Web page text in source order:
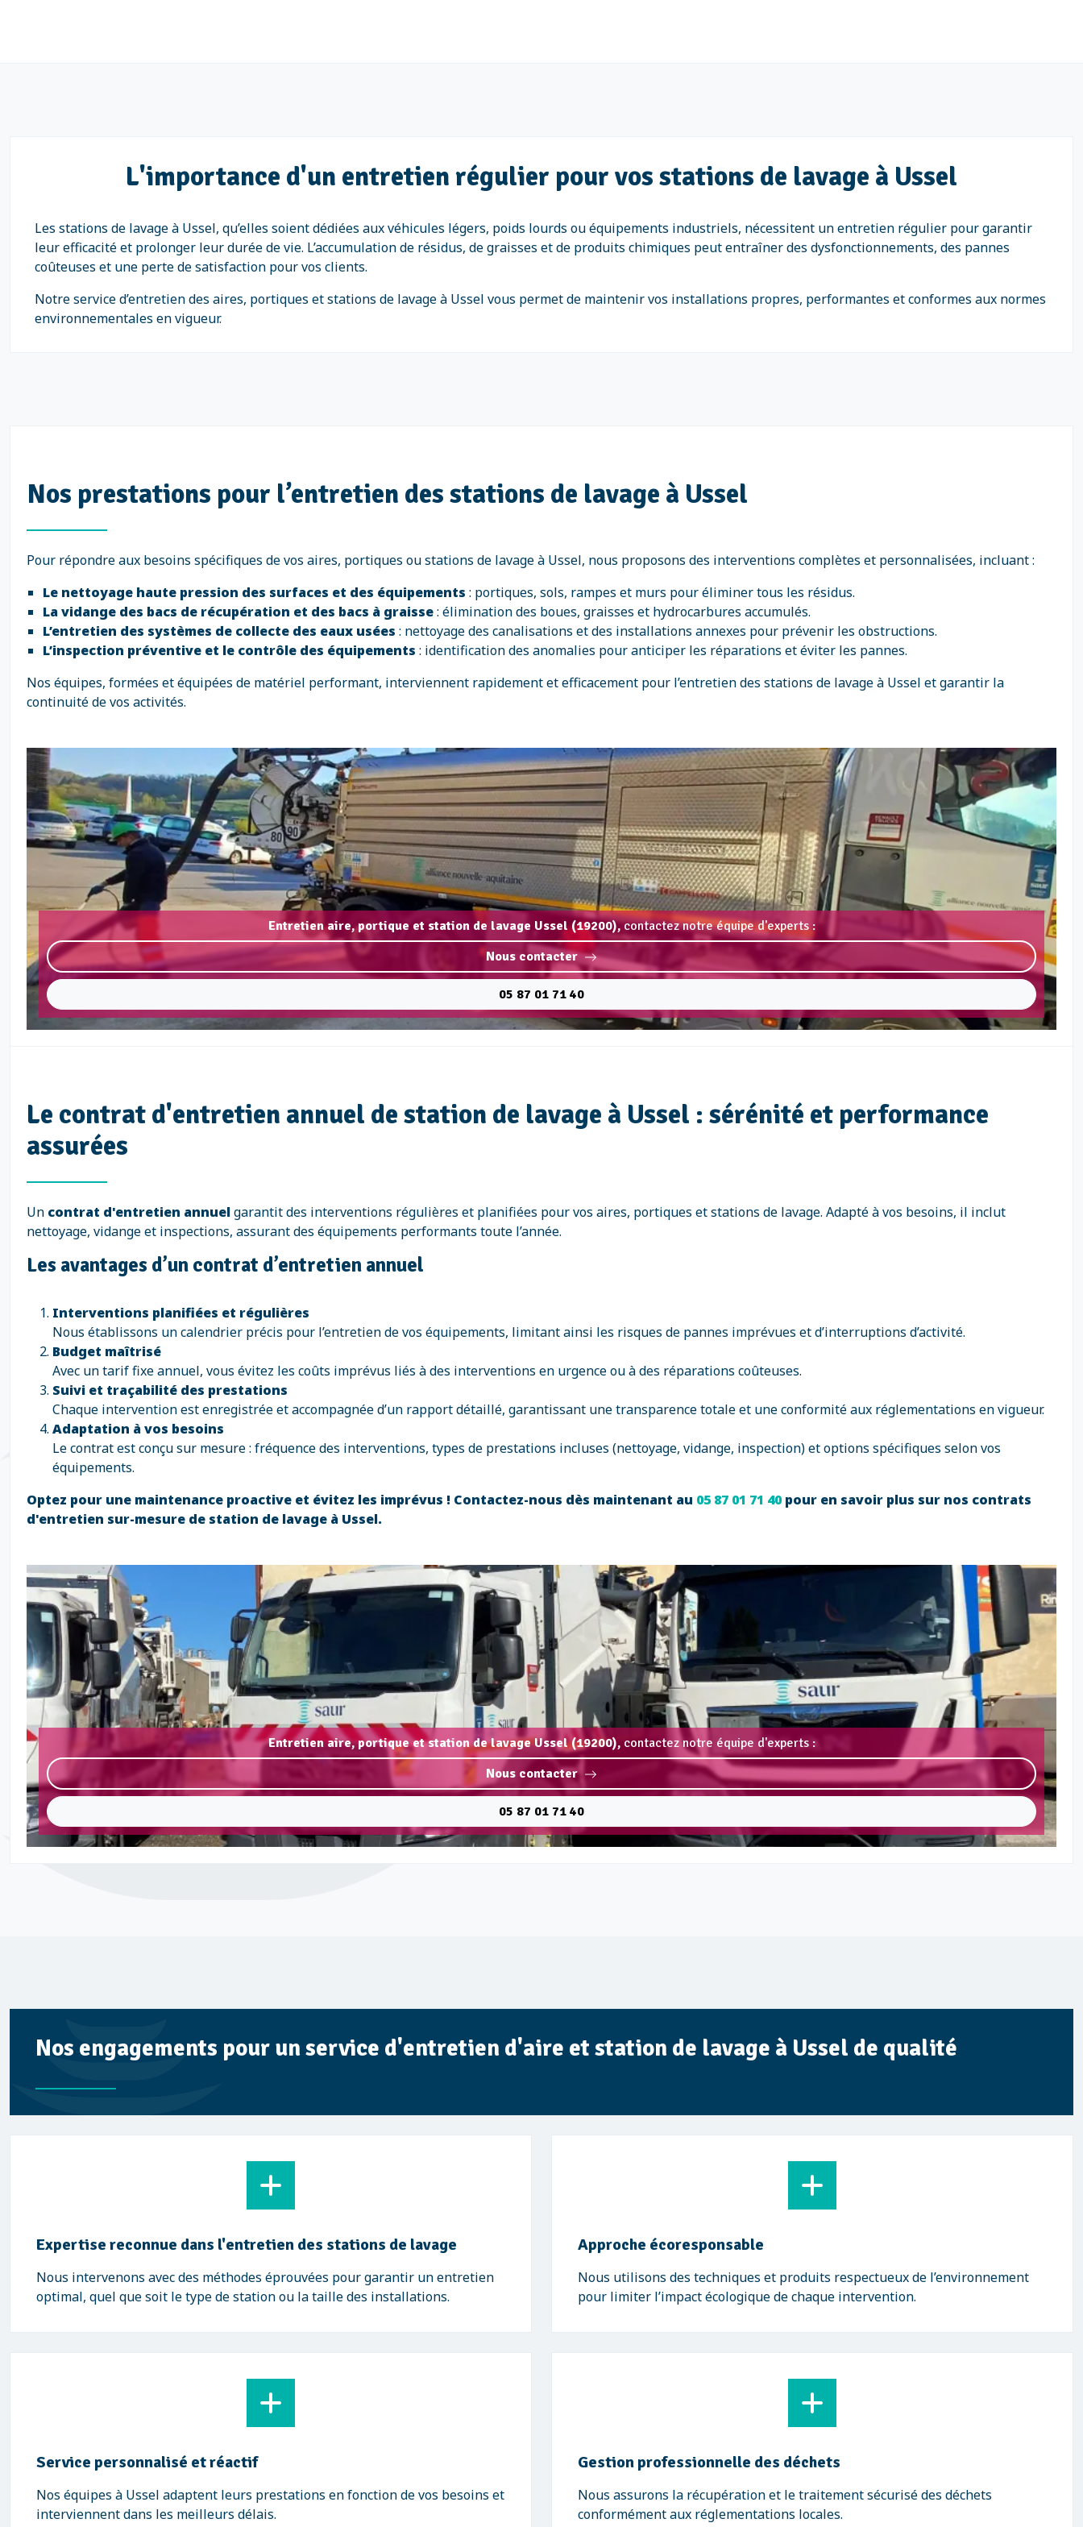
L'importance d'un entretien régulier pour vos stations de lavage à Ussel
Les stations de lavage à Ussel, qu’elles soient dédiées aux véhicules légers, poids lourds ou équipements industriels, nécessitent un entretien régulier pour garantir
leur efficacité et prolonger leur durée de vie. L’accumulation de résidus, de graisses et de produits chimiques peut entraîner des dysfonctionnements, des pannes
coûteuses et une perte de satisfaction pour vos clients.
Notre service d’entretien des aires, portiques et stations de lavage à Ussel vous permet de maintenir vos installations propres, performantes et conformes aux normes
environnementales en vigueur.
Nos prestations pour l’entretien des stations de lavage à Ussel
Pour répondre aux besoins spécifiques de vos aires, portiques ou stations de lavage à Ussel, nous proposons des interventions complètes et personnalisées, incluant :
Le nettoyage haute pression des surfaces et des équipements : portiques, sols, rampes et murs pour éliminer tous les résidus.
La vidange des bacs de récupération et des bacs à graisse: élimination des boues, graisses et hydrocarbures accumulés.
L’entretien des systèmes de collecte des eaux usées : nettoyage des canalisations et des installations annexes pour prévenir les obstructions.
L’inspection préventive et le contrôle des équipements : identification des anomalies pour anticiper les réparations et éviter les pannes.
Nos équipes, formées et équipées de matériel performant, interviennent rapidement et efficacement pour l’entretien des stations de lavage à Ussel et garantir la
continuité de vos activités.
Entretien aire, portique et station de lavage Ussel (19200),contactez notre équipe d'experts :
Nous contacter
05 87 01 71 40
Le contrat d'entretien annuel de station de lavage à Ussel : sérénité et performance
assurées
Un contrat d'entretien annuelgarantit des interventions régulières et planifiées pour vos aires, portiques et stations de lavage. Adapté à vos besoins, il inclut
nettoyage, vidange et inspections, assurant des équipements performants toute l’année.
Les avantages d’un contrat d’entretien annuel
Interventions planifiées et régulières
Nous établissons un calendrier précis pour l’entretien de vos équipements, limitant ainsi les risques de pannes imprévues et d’interruptions d’activité.
Budget maîtrisé
Avec un tarif fixe annuel, vous évitez les coûts imprévus liés à des interventions en urgence ou à des réparations coûteuses.
Suivi et traçabilité des prestations
Chaque intervention est enregistrée et accompagnée d’un rapport détaillé, garantissant une transparence totale et une conformité aux réglementations en vigueur.
Adaptation à vos besoins
Le contrat est conçu sur mesure : fréquence des interventions, types de prestations incluses (nettoyage, vidange, inspection) et options spécifiques selon vos
équipements.
Optez pour une maintenance proactive et évitez les imprévus ! Contactez-nous dès maintenant au 05 87 01 71 40pour en savoir plus sur nos contrats
d'entretien sur-mesure de station de lavage à Ussel.
Entretien aire, portique et station de lavage Ussel (19200), contactez notre équipe d'experts :
Nous contacter
05 87 01 71 40
Nos engagements pour un service d'entretien d'aire et station de lavage à Ussel de qualité
Expertise reconnue dans l'entretien des stations de lavage
Nous intervenons avec des méthodes éprouvées pour garantir un entretien
optimal, quel que soit le type de station ou la taille des installations.
Approche écoresponsable
Nous utilisons des techniques et produits respectueux de l’environnement
pour limiter l’impact écologique de chaque intervention.
Service personnalisé et réactif
Nos équipes à Ussel adaptent leurs prestations en fonction de vos besoins et
interviennent dans les meilleurs délais.
Gestion professionnelle des déchets
Nous assurons la récupération et le traitement sécurisé des déchets
conformément aux réglementations locales.